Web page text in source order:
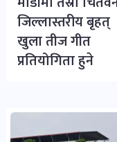
जिल्लास्तरीय बृहत्
खुला तीज गीत
प्रतियोगिता हुने